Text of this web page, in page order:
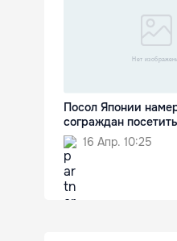
Посол Японии
сограждан
16 Апр. 10:25